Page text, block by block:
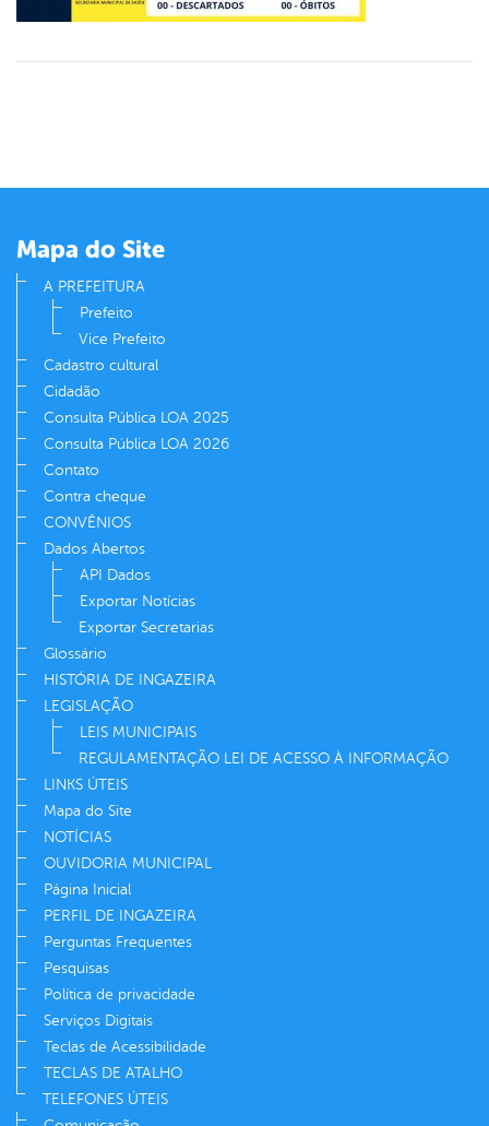
Mapa do Site
A PREFEITURA
Prefeito
Vice Prefeito
Cadastro cultural
Cidadão
Consulta Pública LOA 2025
Consulta Pública LOA 2026
Contato
Contra cheque
CONVÊNIOS
Dados Abertos
API Dados
Exportar Notícias
Exportar Secretarias
Glossário
HISTÓRIA DE INGAZEIRA
LEGISLAÇÃO
LEIS MUNICIPAIS
REGULAMENTAÇÃO LEI DE ACESSO À INFORMAÇÃO
LINKS ÚTEIS
Mapa do Site
NOTÍCIAS
OUVIDORIA MUNICIPAL
Página Inicial
PERFIL DE INGAZEIRA
Perguntas Frequentes
Pesquisas
Política de privacidade
Serviços Digitais
Teclas de Acessibilidade
TECLAS DE ATALHO
TELEFONES ÚTEIS